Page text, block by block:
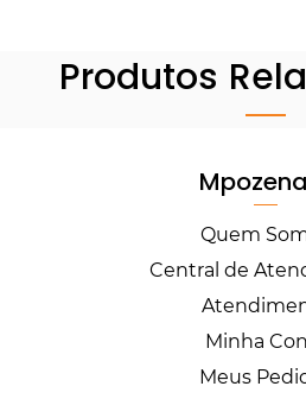
Produtos
Quem
Central de
Minha
Meus